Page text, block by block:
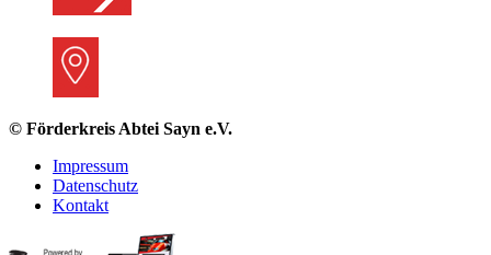
© Förderkreis Abtei Sayn e.V.
Impressum
Datenschutz
Kontakt